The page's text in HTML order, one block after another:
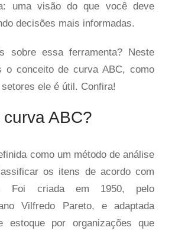
uma visão do que você deve
decisões mais informadas.
sobre essa ferramenta? Neste
o conceito de curva ABC, como
ele é útil. Confira!
ABC?
como um método de análise
os itens de acordo com
Foi criada em 1950, pelo
Vilfredo Pareto, e adaptada
estoque por organizações que